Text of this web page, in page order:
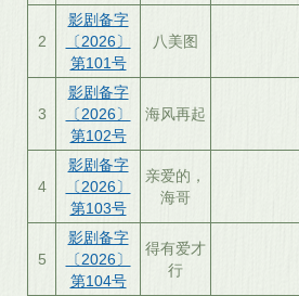
2
影剧备字
〔2026〕
第101号
八美图
3
影剧备字
〔2026〕
第102号
海风再起
4
影剧备字
〔2026〕
第103号
亲爱的，
海哥
5
影剧备字
〔2026〕
第104号
得有爱才
行